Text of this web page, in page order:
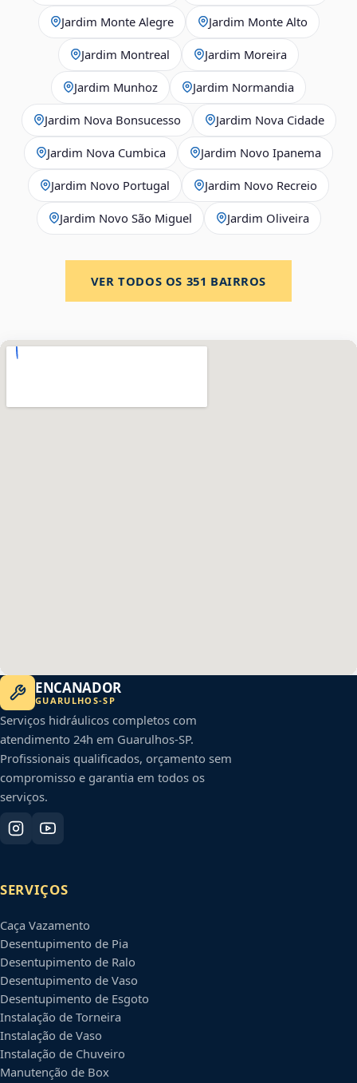
Jardim Monte Alegre Jardim Monte Alto
Jardim Montreal Jardim Moreira
Jardim Munhoz Jardim Normandia
Jardim Nova Bonsucesso Jardim Nova Cidade
Jardim Nova Cumbica Jardim Novo Ipanema
Jardim Novo Portugal Jardim Novo Recreio
Jardim Novo São Miguel Jardim Oliveira
VER TODOS OS 351 BAIRROS
ENCANADOR
GUARULHOS-SP
Serviços hidráulicos completos com
atendimento 24h em Guarulhos-SP.
Profissionais qualificados, orçamento sem
compromisso e garantia em todos os
serviços.
SERVIÇOS
Caça Vazamento
Desentupimento de Pia
Desentupimento de Ralo
Desentupimento de Vaso
Desentupimento de Esgoto
Instalação de Torneira
Instalação de Vaso
Instalação de Chuveiro
Manutenção de Box